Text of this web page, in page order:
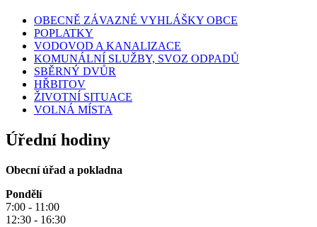
OBECNĚ ZÁVAZNÉ VYHLÁŠKY OBCE
POPLATKY
VODOVOD A KANALIZACE
KOMUNÁLNÍ SLUŽBY, SVOZ ODPADŮ
SBĚRNÝ DVŮR
HŘBITOV
ŽIVOTNÍ SITUACE
VOLNÁ MÍSTA
Úřední hodiny
Obecní úřad a pokladna
Pondělí
7:00 - 11:00
12:30 - 16:30